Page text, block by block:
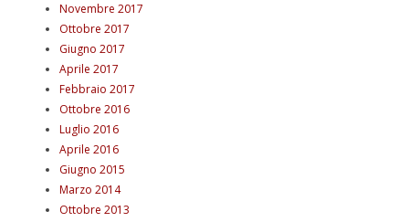
Novembre 2017
Ottobre 2017
Giugno 2017
Aprile 2017
Febbraio 2017
Ottobre 2016
Luglio 2016
Aprile 2016
Giugno 2015
Marzo 2014
Ottobre 2013